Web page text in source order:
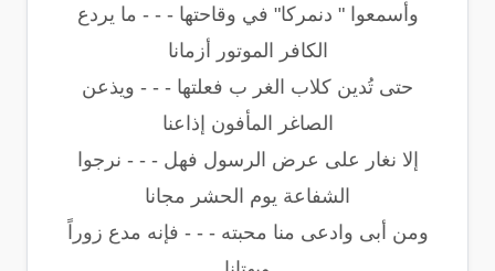
وأسمعوا " دنمركا" في وقاحتها - - - ما يردع
الكافر الموتور أزمانا
حتى تُدين كلاب الغر ب فعلتها - - - ويذعن
الصاغر المأفون إذاعنا
إلا نغار على عرض الرسول فهل - - - نرجوا
الشفاعة يوم الحشر مجانا
ومن أبى وادعى منا محبته - - - فإنه مدع زوراً